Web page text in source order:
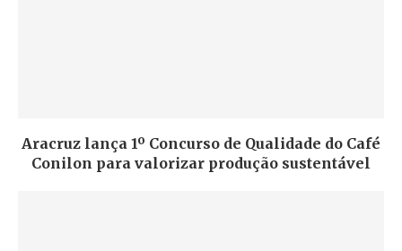
Aracruz lança 1º Concurso de Qualidade do Café
Conilon para valorizar produção sustentável